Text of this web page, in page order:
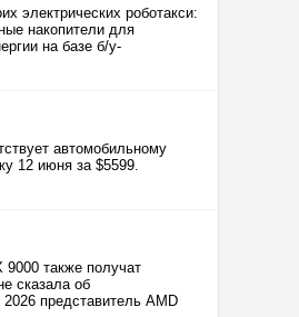
электрических роботакси:
накопители для
на базе б/у-
автомобильному
12 июня за $5599.
также получат
сказала об
представитель AMD